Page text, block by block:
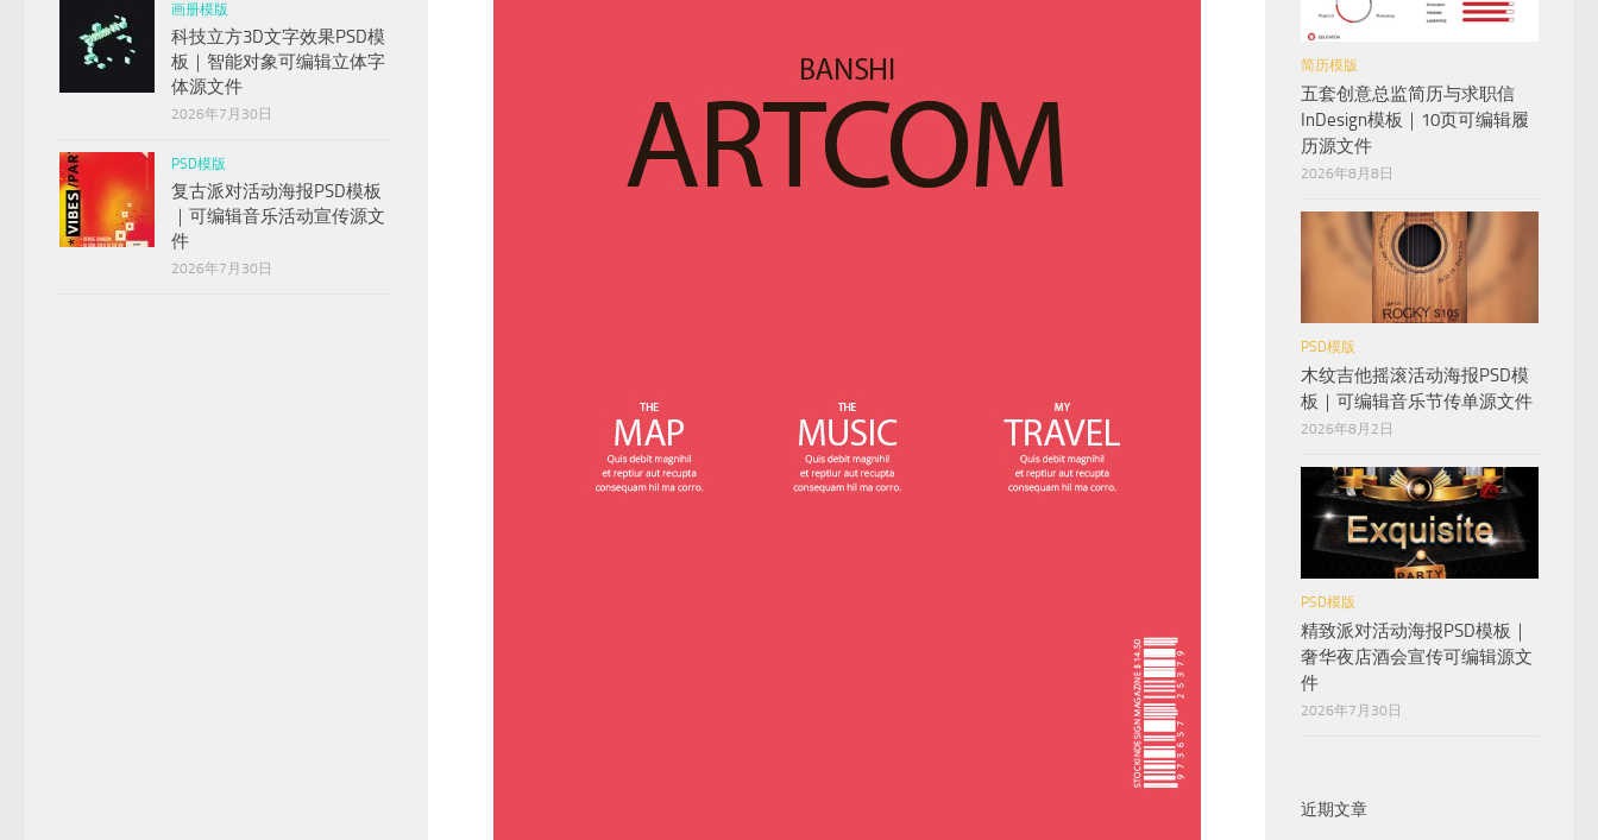
画册模版
科技立方3D文字效果PSD模
板｜智能对象可编辑立体字
体源文件
2026年7月30日
PSD模版
复古派对活动海报PSD模板
｜可编辑音乐活动宣传源文
件
2026年7月30日
简历模版
五套创意总监简历与求职信
InDesign模板｜10页可编辑履
历源文件
2026年8月8日
PSD模版
木纹吉他摇滚活动海报PSD模
板｜可编辑音乐节传单源文件
2026年8月2日
PSD模版
精致派对活动海报PSD模板｜
奢华夜店酒会宣传可编辑源文
件
2026年7月30日
近期文章